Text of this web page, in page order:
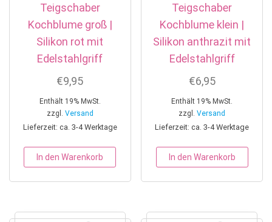
Teigschaber
Kochblume groß |
Silikon rot mit
Edelstahlgriff
€9,95
Enthält 19% MwSt.
zzgl. Versand
Lieferzeit: ca. 3-4 Werktage
In den Warenkorb
Teigschaber
Kochblume klein |
Silikon anthrazit mit
Edelstahlgriff
€6,95
Enthält 19% MwSt.
zzgl.Versand
Lieferzeit: ca. 3-4 Werktage
In den Warenkorb